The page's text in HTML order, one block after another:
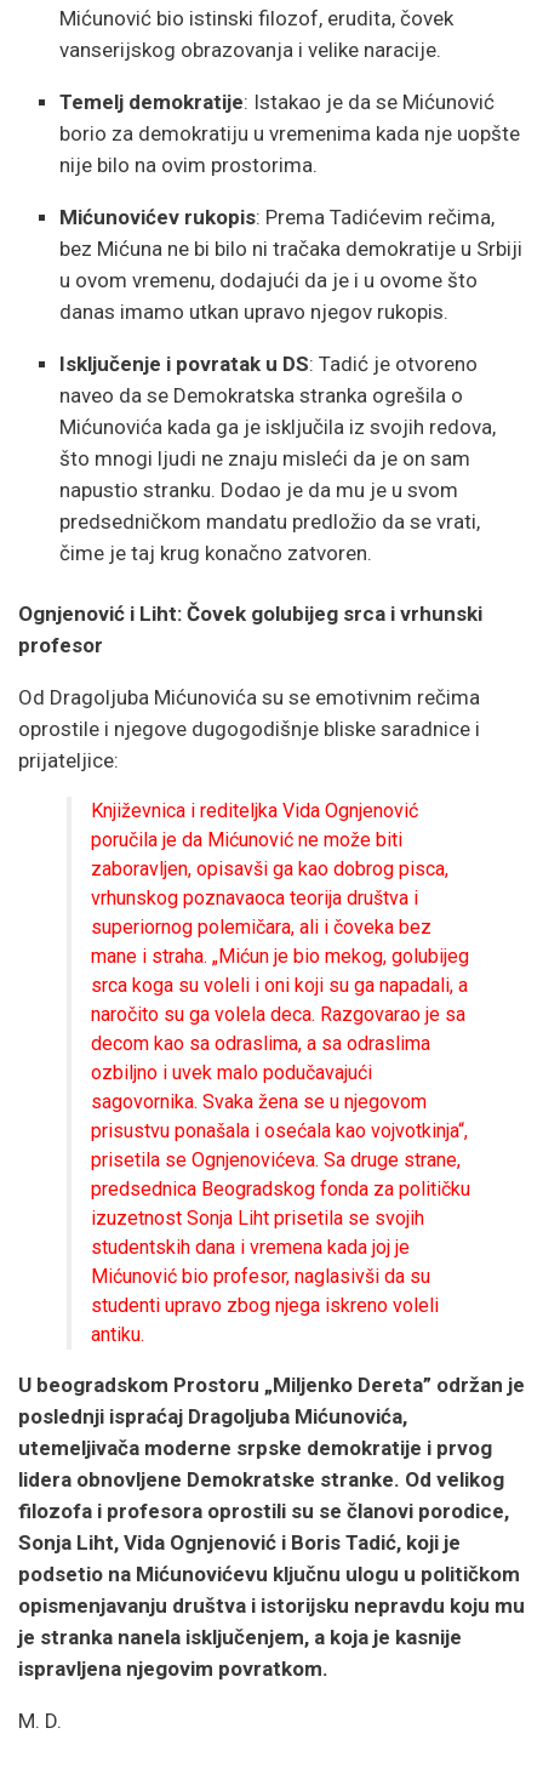
Mićunović bio istinski filozof, erudita, čovek
vanserijskog obrazovanja i velike naracije.
Temelj demokratije: Istakao je da se Mićunović
borio za demokratiju u vremenima kada nje uopšte
nije bilo na ovim prostorima.
Mićunovićev rukopis: Prema Tadićevim rečima,
bez Mićuna ne bi bilo ni tračaka demokratije u Srbiji
u ovom vremenu, dodajući da je i u ovome što
danas imamo utkan upravo njegov rukopis.
Isključenje i povratak u DS: Tadić je otvoreno
naveo da se Demokratska stranka ogrešila o
Mićunovića kada ga je isključila iz svojih redova,
što mnogi ljudi ne znaju misleći da je on sam
napustio stranku. Dodao je da mu je u svom
predsedničkom mandatu predložio da se vrati,
čime je taj krug konačno zatvoren.
Ognjenović i Liht: Čovek golubijeg srca i vrhunski
profesor
Od Dragoljuba Mićunovića su se emotivnim rečima
oprostile i njegove dugogodišnje bliske saradnice i
prijateljice:
Književnica i rediteljka Vida Ognjenović
poručila je da Mićunović ne može biti
zaboravljen, opisavši ga kao dobrog pisca,
vrhunskog poznavaoca teorija društva i
superiornog polemičara, ali i čoveka bez
mane i straha. „Mićun je bio mekog, golubijeg
srca koga su voleli i oni koji su ga napadali, a
naročito su ga volela deca. Razgovarao je sa
decom kao sa odraslima, a sa odraslima
ozbiljno i uvek malo podučavajući
sagovornika. Svaka žena se u njegovom
prisustvu ponašala i osećala kao vojvotkinja“,
prisetila se Ognjenovićeva. Sa druge strane,
predsednica Beogradskog fonda za političku
izuzetnost Sonja Liht prisetila se svojih
studentskih dana i vremena kada joj je
Mićunović bio profesor, naglasivši da su
studenti upravo zbog njega iskreno voleli
antiku.
U beogradskom Prostoru „Miljenko Dereta” održan je
poslednji ispraćaj Dragoljuba Mićunovića,
utemeljivača moderne srpske demokratije i prvog
lidera obnovljene Demokratske stranke. Od velikog
filozofa i profesora oprostili su se članovi porodice,
Sonja Liht, Vida Ognjenović i Boris Tadić, koji je
podsetio na Mićunovićevu ključnu ulogu u političkom
opismenjavanju društva i istorijsku nepravdu koju mu
je stranka nanela isključenjem, a koja je kasnije
ispravljena njegovim povratkom.
M. D.